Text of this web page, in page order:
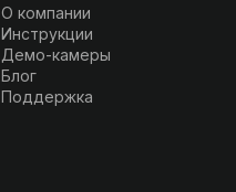
О компании
Инструкции
Демо-камеры
Блог
Поддержка